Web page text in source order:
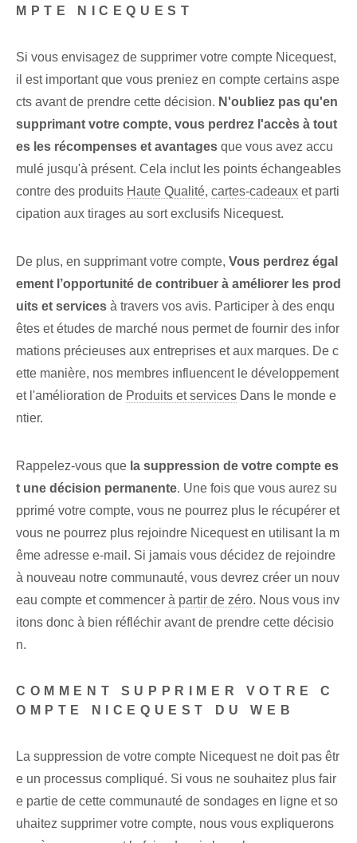
MPTE NICEQUEST
Si vous envisagez de supprimer votre compte Nicequest,
il est important que vous preniez en compte certains aspe
cts avant de prendre cette décision. N'oubliez pas‌ qu'en
supprimant votre compte, vous perdrez l'accès à tout
es les récompenses⁣ et avantages que vous avez accu
mulé jusqu'à présent. Cela inclut les points échangeables
contre des produits Haute Qualité, cartes-cadeaux ‍et parti
cipation aux tirages au sort exclusifs Nicequest.
De plus, en supprimant votre compte,‍ Vous perdrez égal
ement l’opportunité⁣ de contribuer à ⁢améliorer les prod
uits et⁢ services ⁤à travers vos avis. Participer à des enqu
êtes et études de marché nous permet de fournir des infor
mations précieuses aux entreprises et aux marques. De c
ette manière, nos membres influencent le développement
et l'amélioration de Produits et services Dans le monde e
ntier.
Rappelez-vous que la suppression de votre compte es
t une décision permanente. ‌Une fois que vous aurez su
pprimé votre compte, vous ne pourrez plus le récupérer ‌et
vous ne pourrez plus ⁣rejoindre Nicequest en utilisant⁤ la m
ême adresse e-mail. Si jamais vous décidez de rejoindre
à nouveau notre communauté, vous devrez créer un nouv
eau compte et commencer à partir de zéro. Nous vous inv
itons donc à bien réfléchir avant de prendre cette décisio
n.
COMMENT SUPPRIMER VOTRE C
OMPTE NICEQUEST DU WEB
La suppression de votre compte Nicequest ne doit pas êtr
e un processus compliqué. Si vous ne souhaitez plus fair
e partie de cette communauté de sondages en ligne et so
uhaitez supprimer votre compte, nous vous expliquerons